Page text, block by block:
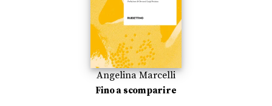
Angelina Marcelli
Fino a scomparire